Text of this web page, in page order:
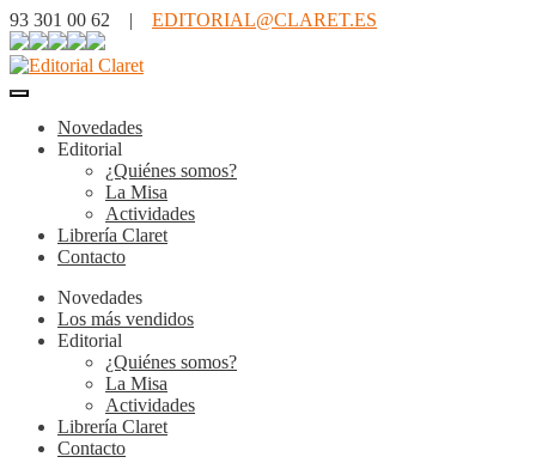
93 301 00 62 | EDITORIAL@CLARET.ES
Novedades
Editorial
¿Quiénes somos?
La Misa
Actividades
Librería Claret
Contacto
Novedades
Los más vendidos
Editorial
¿Quiénes somos?
La Misa
Actividades
Librería Claret
Contacto